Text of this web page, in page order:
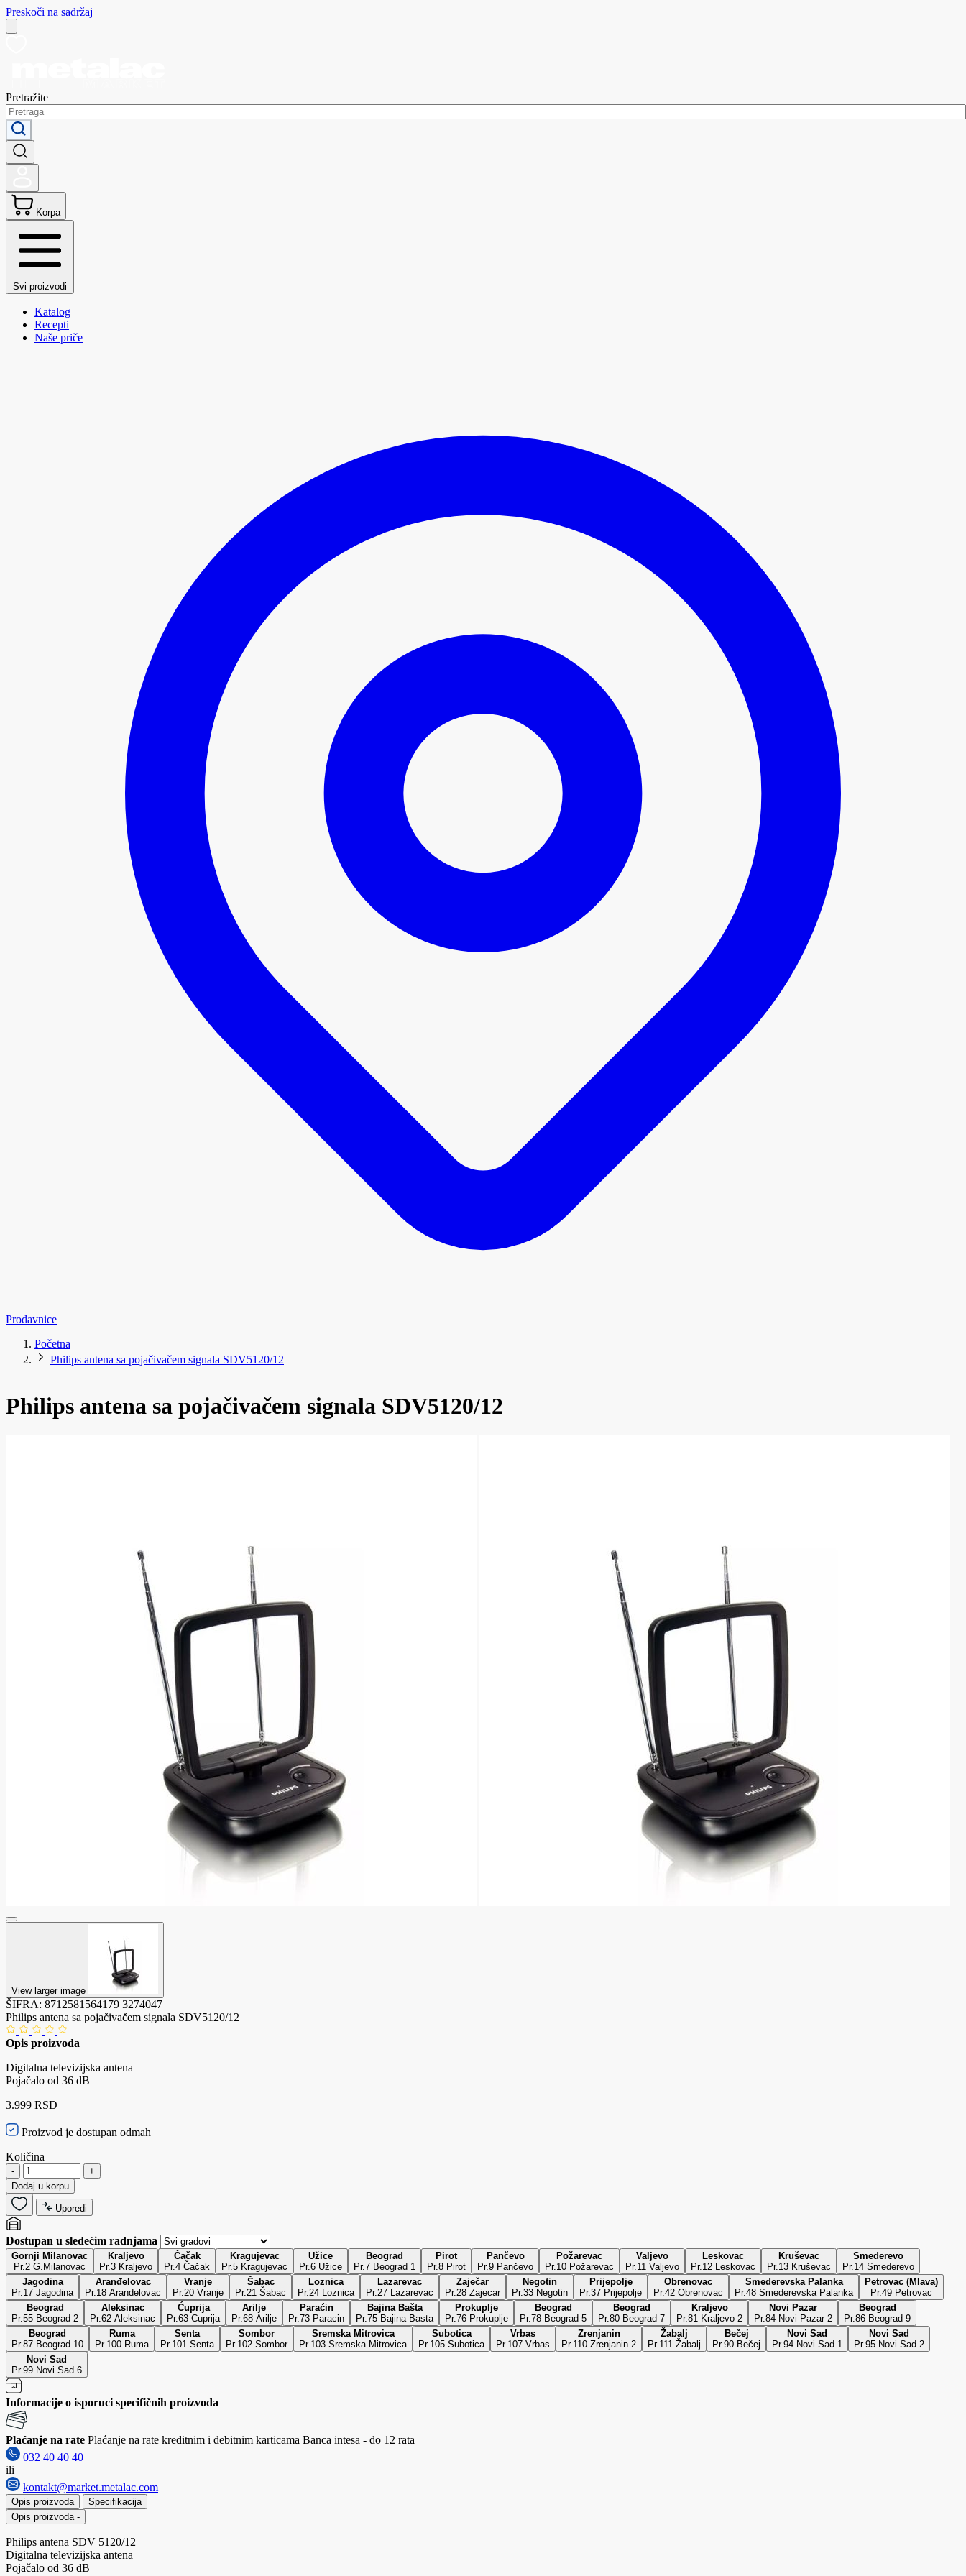
Preskoči na sadržaj
Pretražite
Korpa
Svi proizvodi
Katalog
Recepti
Naše priče
Prodavnice
Početna
Philips antena sa pojačivačem signala SDV5120/12
Philips antena sa pojačivačem signala SDV5120/12
View larger image
ŠIFRA: 8712581564179 3274047
Philips antena sa pojačivačem signala SDV5120/12
Opis proizvoda
Digitalna televizijska antena
Pojačalo od 36 dB
3.999 RSD
Proizvod je dostupan odmah
Količina
-
+
Dodaj u korpu
Uporedi
Dostupan u sledećim radnjama
Gornji Milanovac
Pr.2 G.Milanovac
Kraljevo
Pr.3 Kraljevo
Čačak
Pr.4 Čačak
Kragujevac
Pr.5 Kragujevac
Užice
Pr.6 Užice
Beograd
Pr.7 Beograd 1
Pirot
Pr.8 Pirot
Pančevo
Pr.9 Pančevo
Požarevac
Pr.10 Požarevac
Valjevo
Pr.11 Valjevo
Leskovac
Pr.12 Leskovac
Kruševac
Pr.13 Kruševac
Smederevo
Pr.14 Smederevo
Jagodina
Pr.17 Jagodina
Aranđelovac
Pr.18 Arandelovac
Vranje
Pr.20 Vranje
Šabac
Pr.21 Šabac
Loznica
Pr.24 Loznica
Lazarevac
Pr.27 Lazarevac
Zaječar
Pr.28 Zajecar
Negotin
Pr.33 Negotin
Prijepolje
Pr.37 Prijepolje
Obrenovac
Pr.42 Obrenovac
Smederevska Palanka
Pr.48 Smederevska Palanka
Petrovac (Mlava)
Pr.49 Petrovac
Beograd
Pr.55 Beograd 2
Aleksinac
Pr.62 Aleksinac
Ćuprija
Pr.63 Cuprija
Arilje
Pr.68 Arilje
Paraćin
Pr.73 Paracin
Bajina Bašta
Pr.75 Bajina Basta
Prokuplje
Pr.76 Prokuplje
Beograd
Pr.78 Beograd 5
Beograd
Pr.80 Beograd 7
Kraljevo
Pr.81 Kraljevo 2
Novi Pazar
Pr.84 Novi Pazar 2
Beograd
Pr.86 Beograd 9
Beograd
Pr.87 Beograd 10
Ruma
Pr.100 Ruma
Senta
Pr.101 Senta
Sombor
Pr.102 Sombor
Sremska Mitrovica
Pr.103 Sremska Mitrovica
Subotica
Pr.105 Subotica
Vrbas
Pr.107 Vrbas
Zrenjanin
Pr.110 Zrenjanin 2
Žabalj
Pr.111 Žabalj
Bečej
Pr.90 Bečej
Novi Sad
Pr.94 Novi Sad 1
Novi Sad
Pr.95 Novi Sad 2
Novi Sad
Pr.99 Novi Sad 6
Informacije o isporuci specifičnih proizvoda
Plaćanje na rate Plaćanje na rate kreditnim i debitnim karticama Banca intesa - do 12 rata
032 40 40 40
ili
kontakt@market.metalac.com
Opis proizvoda
Specifikacija
Opis proizvoda -
Philips antena SDV 5120/12
Digitalna televizijska antena
Pojačalo od 36 dB